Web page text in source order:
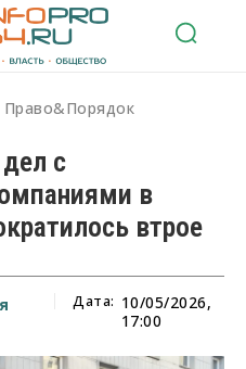
Право&Порядок
с
в
втрое
Дата: 10/05/2026,
17:00